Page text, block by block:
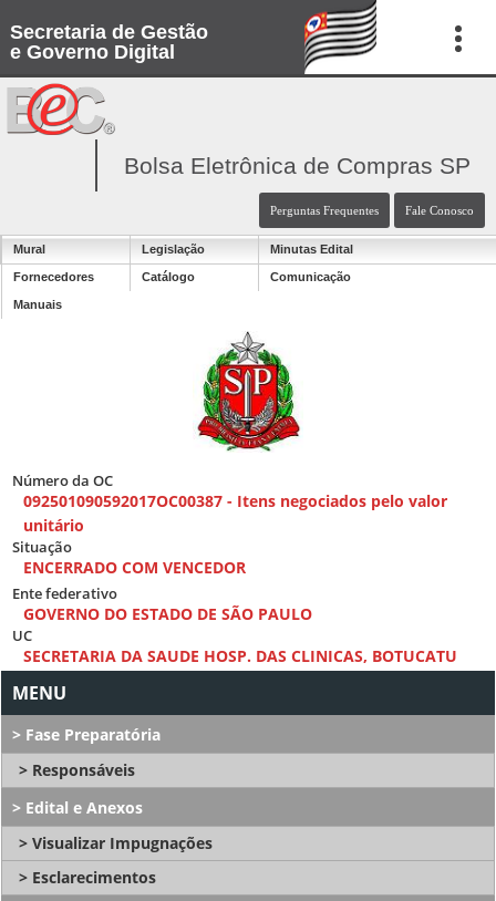
Secretaria de Gestão
e Governo Digital
Bolsa Eletrônica de Compras SP
Perguntas Frequentes Fale Conosco
Mural Legislação Minutas Edital
Fornecedores Catálogo Comunicação
Manuais
Número da OC
092501090592017OC00387 - Itens negociados pelo valor
unitário
Situação
ENCERRADO COM VENCEDOR
Ente federativo
GOVERNO DO ESTADO DE SÃO PAULO
UC
SECRETARIA DA SAUDE HOSP. DAS CLINICAS, BOTUCATU
Fase Preparatória
Responsáveis
Edital e Anexos
Visualizar Impugnações
Esclarecimentos